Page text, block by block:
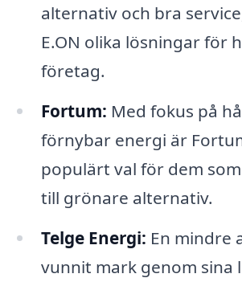
alternativ och bra
E.ON olika lösningar för
företag.
Fortum: Med fokus på
förnybar energi är
populärt val för dem
till grönare alternativ.
Telge Energi: En mindre
vunnit mark genom sina